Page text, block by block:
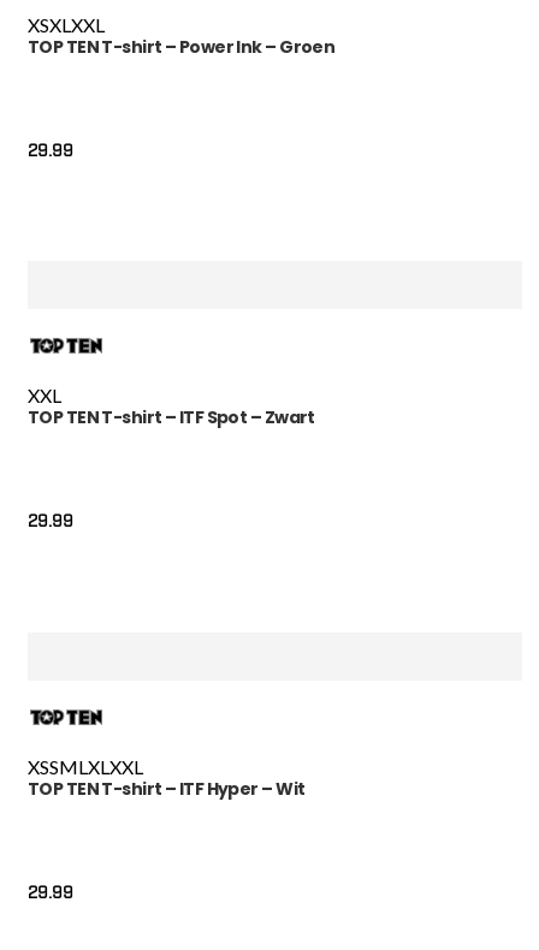
XSXL XXL
TOP TEN T-shirt – Power Ink – Groen
29.99
XXL
TOP TEN T-shirt – ITF Spot – Zwart
29.99
XSSML XL XXL
TOP TEN T-shirt – ITF Hyper – Wit
29.99